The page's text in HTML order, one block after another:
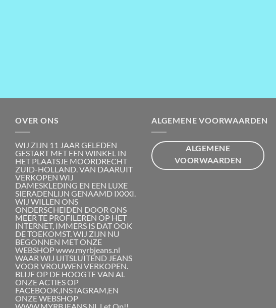
OVER ONS
WIJ ZIJN 11 JAAR GELEDEN
GESTART MET EEN WINKEL IN
HET PLAATSJE MOORDRECHT
ZUID-HOLLAND. VAN DAARUIT
VERKOPEN WIJ
DAMESKLEDING EN EEN LUXE
SIERADENLIJN GENAAMD IXXXI.
WIJ WILLEN ONS
ONDERSCHEIDEN DOOR ONS
MEER TE PROFILEREN OP HET
INTERNET, IMMERS IS DAT OOK
DE TOEKOMST. WIJ ZIJN NU
BEGONNEN MET ONZE
WEBSHOP www.myrbjeans.nl
WAAR WIJ UITSLUITEND JEANS
VOOR VROUWEN VERKOPEN.
BLIJF OP DE HOOGTE VAN AL
ONZE ACTIES OP
FACEBOOK,INSTAGRAM,EN
ONZE WEBSHOP
ALGEMENE VOORWAARDEN
ALGEMENE
VOORWAARDEN